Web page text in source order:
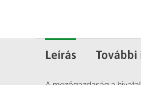
Leírás